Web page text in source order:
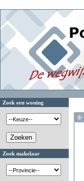
Zoek een woning
Zoek makelaar